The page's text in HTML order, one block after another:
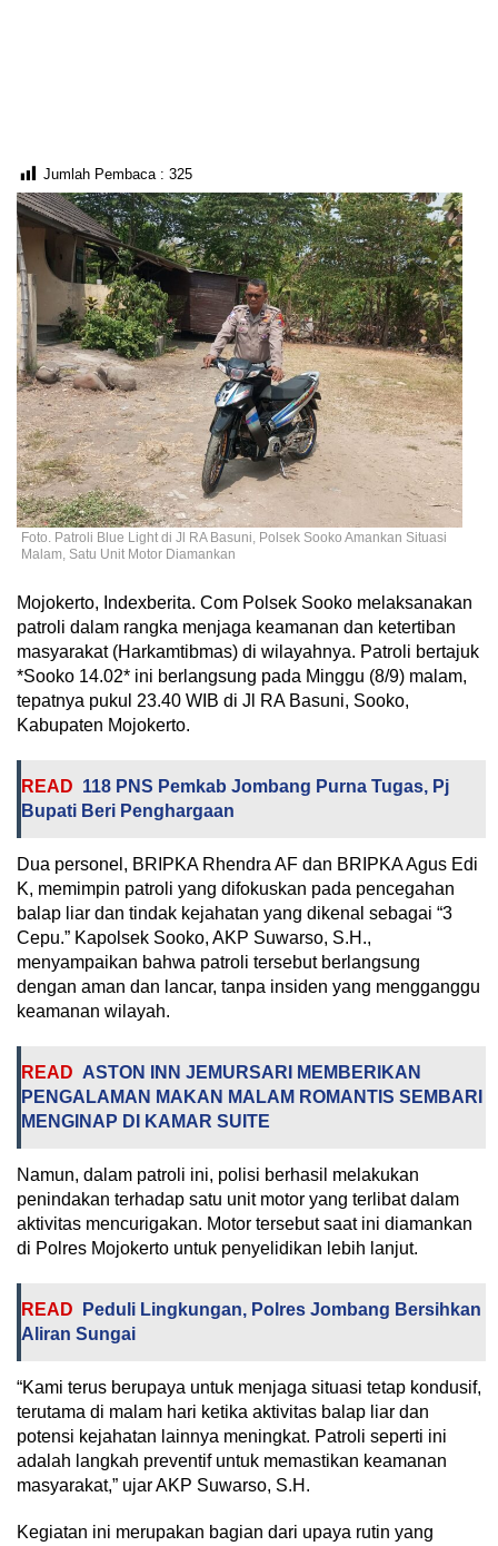
Jumlah Pembaca : 325
Foto. Patroli Blue Light di Jl RA Basuni, Polsek Sooko Amankan Situasi
Malam, Satu Unit Motor Diamankan
Mojokerto, Indexberita. Com Polsek Sooko melaksanakan
patroli dalam rangka menjaga keamanan dan ketertiban
masyarakat (Harkamtibmas) di wilayahnya. Patroli bertajuk
*Sooko 14.02* ini berlangsung pada Minggu (8/9) malam,
tepatnya pukul 23.40 WIB di Jl RA Basuni, Sooko,
Kabupaten Mojokerto.
READ 118 PNS Pemkab Jombang Purna Tugas, Pj
Bupati Beri Penghargaan
Dua personel, BRIPKA Rhendra AF dan BRIPKA Agus Edi
K, memimpin patroli yang difokuskan pada pencegahan
balap liar dan tindak kejahatan yang dikenal sebagai “3
Cepu.” Kapolsek Sooko, AKP Suwarso, S.H.,
menyampaikan bahwa patroli tersebut berlangsung
dengan aman dan lancar, tanpa insiden yang mengganggu
keamanan wilayah.
READ ASTON INN JEMURSARI MEMBERIKAN
PENGALAMAN MAKAN MALAM ROMANTIS SEMBARI
MENGINAP DI KAMAR SUITE
Namun, dalam patroli ini, polisi berhasil melakukan
penindakan terhadap satu unit motor yang terlibat dalam
aktivitas mencurigakan. Motor tersebut saat ini diamankan
di Polres Mojokerto untuk penyelidikan lebih lanjut.
READ
Peduli Lingkungan, Polres Jombang Bersihkan
Aliran Sungai
“Kami terus berupaya untuk menjaga situasi tetap kondusif,
terutama di malam hari ketika aktivitas balap liar dan
potensi kejahatan lainnya meningkat. Patroli seperti ini
adalah langkah preventif untuk memastikan keamanan
masyarakat,” ujar AKP Suwarso, S.H.
Kegiatan ini merupakan bagian dari upaya rutin yang